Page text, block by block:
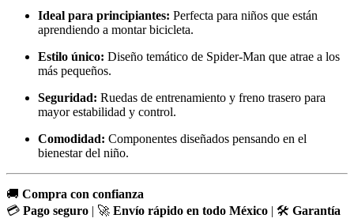
Ideal para principiantes: Perfecta para niños que están
aprendiendo a montar bicicleta.
Estilo único: Diseño temático de Spider-Man que atrae a los
más pequeños.
Seguridad: Ruedas de entrenamiento y freno trasero para
mayor estabilidad y control.
Comodidad: Componentes diseñados pensando en el
bienestar del niño.
🚚 Compra con confianza
💳 Pago seguro | 🚀 Envío rápido en todo México | 🛠️ Garantía